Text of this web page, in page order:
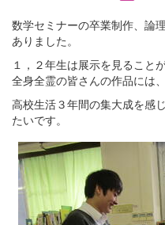
数学セミナーの卒業制作、論
ありました。
１，２年生は展示を見ること
全身全霊の皆さんの作品には、
高校生活３年間の集大成を感
たいです。